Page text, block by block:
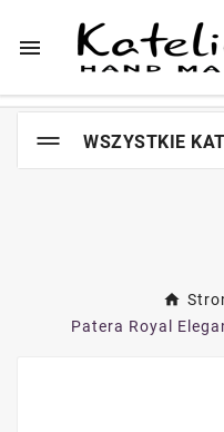
Najszybsze na

WSZYSTKIE
Patera Royal